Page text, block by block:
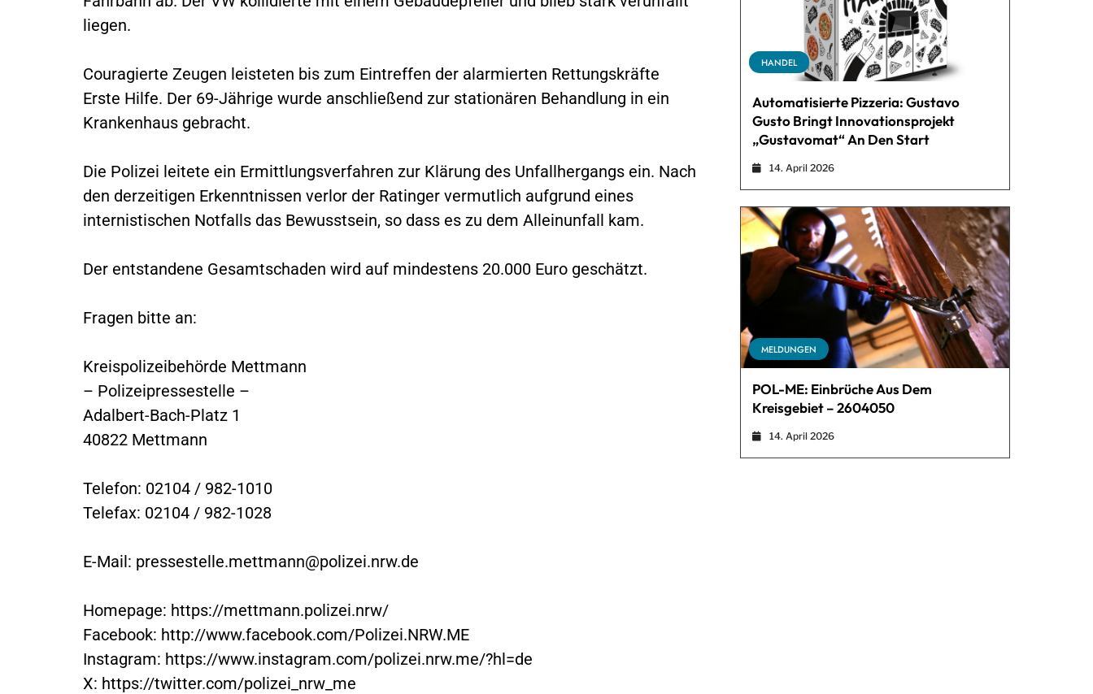
liegen.
Couragierte Zeugen leisteten bis zum Eintreffen der alarmierten Rettungskräfte
Erste Hilfe. Der 69-Jährige wurde anschließend zur stationären Behandlung in ein
Krankenhaus gebracht.
Die Polizei leitete ein Ermittlungsverfahren zur Klärung des Unfallhergangs ein. Nach
den derzeitigen Erkenntnissen verlor der Ratinger vermutlich aufgrund eines
internistischen Notfalls das Bewusstsein, so dass es zu dem Alleinunfall kam.
Der entstandene Gesamtschaden wird auf mindestens 20.000 Euro geschätzt.
Fragen bitte an:
Kreispolizeibehörde Mettmann
– Polizeipressestelle –
Adalbert-Bach-Platz 1
40822 Mettmann
Telefon: 02104 / 982-1010
Telefax: 02104 / 982-1028
E-Mail: pressestelle.mettmann@polizei.nrw.de
Homepage: https://mettmann.polizei.nrw/
Facebook: http://www.facebook.com/Polizei.NRW.ME
Instagram: https://www.instagram.com/polizei.nrw.me/?hl=de
X: https://twitter.com/polizei_nrw_me
HANDEL
Automatisierte Pizzeria: Gustavo
Gusto Bringt Innovationsprojekt
„Gustavomat“ An Den Start
14. April 2026
MELDUNGEN
POL-ME: Einbrüche Aus Dem
Kreisgebiet – 2604050
14. April 2026